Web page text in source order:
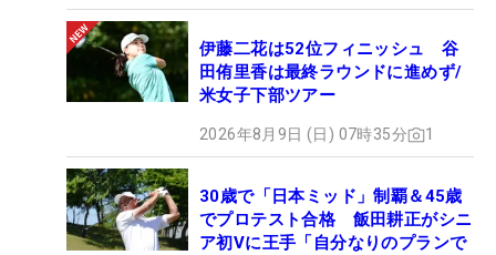
伊藤二花は52位フィニッシュ 谷
田侑里香は最終ラウンドに進めず/
米女子下部ツアー
2026年8月9日 (日) 07時35分 1
30歳で「日本ミッド」制覇＆45歳
でプロテスト合格 飯田耕正がシニ
ア初Vに王手「自分なりのプランで